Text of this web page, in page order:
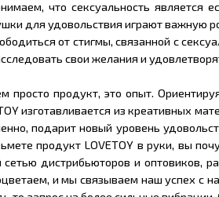
что сексуальность является
для удовольствия играют важную
от стигмы, связанной с
свои желания и
просто продукт, это опыт.
изготавливается из креативных
подарит новый уровень
продукт LOVETOY в руки, вы
сетью дистрибьюторов и оптовиков,
и мы связываем наш успех с